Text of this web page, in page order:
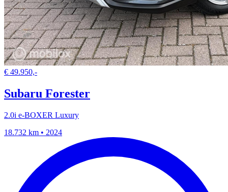
€ 49.950,-
Subaru Forester
2.0i e-BOXER Luxury
18.732 km • 2024